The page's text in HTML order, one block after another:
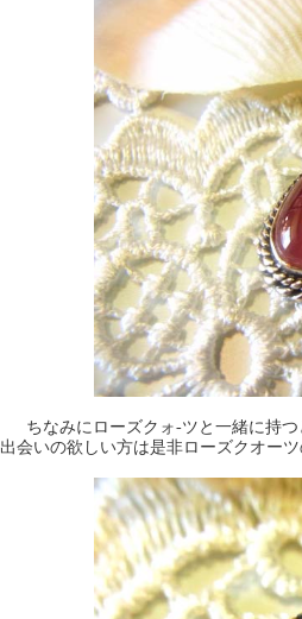
ちなみにローズクォ-ツと一緒に持
出会いの欲しい方は是非ローズクオー